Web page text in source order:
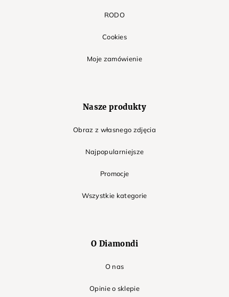
RODO
Cookies
Moje zamówienie
Nasze produkty
Obraz z własnego zdjęcia
Najpopularniejsze
Promocje
Wszystkie kategorie
O Diamondi
O nas
Opinie o sklepie